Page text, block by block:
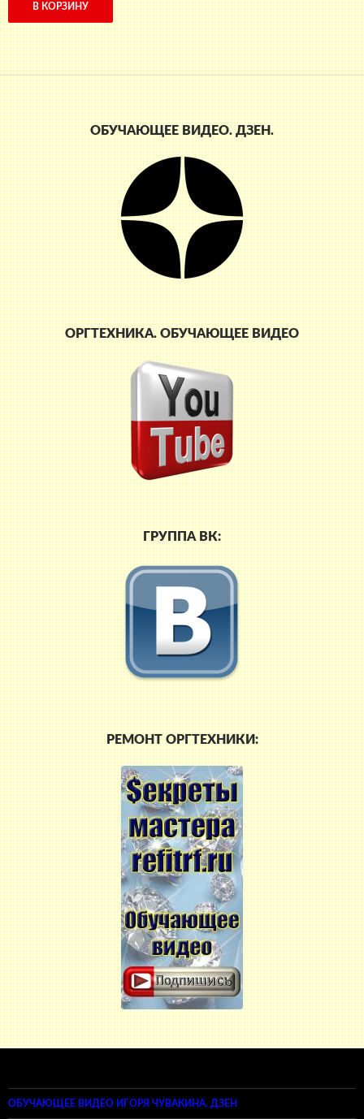
В КОРЗИНУ
ОБУЧАЮЩЕЕ ВИДЕО. ДЗЕН.
ОРГТЕХНИКА. ОБУЧАЮЩЕЕ ВИДЕО
ГРУППА ВК:
РЕМОНТ ОРГТЕХНИКИ:
ОБУЧАЮЩЕЕ ВИДЕО ИГОРЯ ЧУВАКИНА. ДЗЕН